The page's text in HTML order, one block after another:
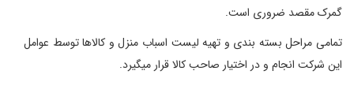
گمرک مقصد ضروری است.
تمامی مراحل بسته بندی و تهیه لیست اسباب منزل و کالاها توسط عوامل
این شرکت انجام و در اختیار صاحب کالا قرار میگیرد.